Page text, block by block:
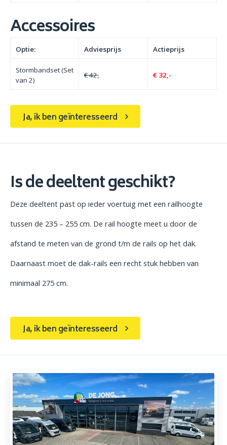
Accessoires
Optie: Adviesprijs Actieprijs
Stormbandset (Set
van 2)
€ 42, € 32,-
Ja, ik ben geïnteresseerd
Is de deeltent geschikt?
Deze deeltent past op ieder voertuig met een railhoogte
tussen de 235 – 255 cm. De rail hoogte meet u door de
afstand te meten van de grond t/m de rails op het dak.
Daarnaast moet de dak-rails een recht stuk hebben van
minimaal 275 cm.
Ja, ik ben geïnteresseerd